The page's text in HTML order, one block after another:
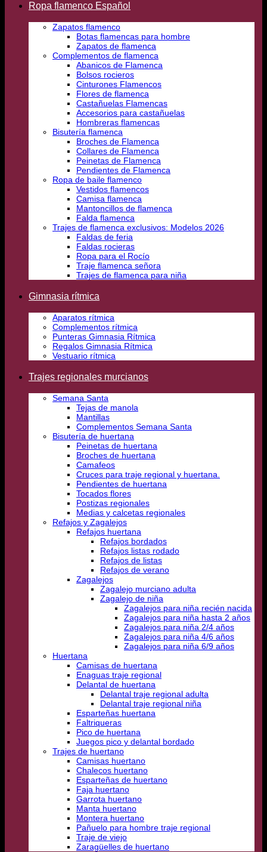
Ropa flamenco Español
Zapatos flamenco
Botas flamencas para hombre
Zapatos de flamenca
Complementos de flamenca
Abanicos de Flamenca
Bolsos rocieros
Cinturones Flamencos
Flores de flamenca
Castañuelas Flamencas
Accesorios para castañuelas
Hombreras flamencas
Bisutería flamenca
Broches de Flamenca
Collares de Flamenca
Peinetas de Flamenca
Pendientes de Flamenca
Ropa de baile flamenco
Vestidos flamencos
Camisa flamenca
Mantoncillos de flamenca
Falda flamenca
Trajes de flamenca exclusivos: Modelos 2026
Faldas de feria
Faldas rocieras
Ropa para el Rocío
Traje flamenca señora
Trajes de flamenca para niña
Gimnasia rítmica
Aparatos rítmica
Complementos rítmica
Punteras Gimnasia Rítmica
Regalos Gimnasia Rítmica
Vestuario rítmica
Trajes regionales murcianos
Semana Santa
Tejas de manola
Mantillas
Complementos Semana Santa
Bisutería de huertana
Peinetas de huertana
Broches de huertana
Camafeos
Cruces para traje regional y huertana.
Pendientes de huertana
Tocados flores
Postizas regionales
Medias y calcetas regionales
Refajos y Zagalejos
Refajos huertana
Refajos bordados
Refajos listas rodado
Refajos de listas
Refajos de verano
Zagalejos
Zagalejo murciano adulta
Zagalejo de niña
Zagalejos para niña recién nacida
Zagalejos para niña hasta 2 años
Zagalejos para niña 2/4 años
Zagalejos para niña 4/6 años
Zagalejos para niña 6/9 años
Huertana
Camisas de huertana
Enaguas traje regional
Delantal de huertana
Delantal traje regional adulta
Delantal traje regional niña
Esparteñas huertana
Faltriqueras
Pico de huertana
Juegos pico y delantal bordado
Trajes de huertano
Camisas huertano
Chalecos huertano
Esparteñas de huertano
Faja huertano
Garrota huertano
Manta huertano
Montera huertano
Pañuelo para hombre traje regional
Traje de viejo
Zaragüelles de huertano